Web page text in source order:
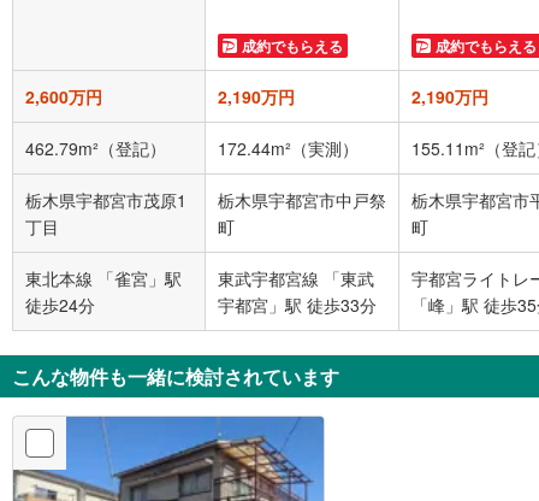
成約でもらえる 成約でもらえる
2,600万円 2,190万円 2,190万円
462.79m²（登記） 172.44m²（実測） 155.11m²（登
栃木県宇都宮市茂原1
丁目
栃木県宇都宮市中戸祭
町
栃木県宇都宮市
町
東北本線 「雀宮」駅
徒歩24分
東武宇都宮線 「東武
宇都宮」駅 徒歩33分
宇都宮ライトレ
「峰」駅 徒歩
こんな物件も一緒に検討されています